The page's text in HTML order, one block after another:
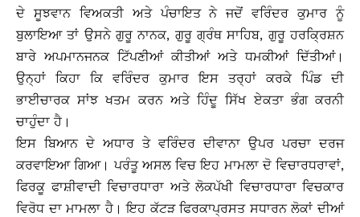
ਦੇ ਸੂਝਵਾਨ ਵਿਅਕਤੀ ਅਤੇ ਪੰਚਾਇਤ ਨੇ ਜਦੋਂ ਵਰਿੰਦਰ ਕੁਮਾਰ ਨੂੰ
ਬੁਲਾਇਆ ਤਾਂ ਉਸਨੇ ਗੁਰੂ ਨਾਨਕ, ਗੁਰੂ ਗ੍ਰੰਥ ਸਾਹਿਬ, ਗੁਰੂ ਹਰਕ੍ਰਿਸ਼ਨ
ਬਾਰੇ ਅਪਮਾਨਜਨਕ ਟਿੱਪਣੀਆਂ ਕੀਤੀਆਂ ਅਤੇ ਧਮਕੀਆਂ ਦਿੱਤੀਆਂ।
ਉਨ੍ਹਾਂ ਕਿਹਾ ਕਿ ਵਰਿੰਦਰ ਕੁਮਾਰ ਇਸ ਤਰ੍ਹਾਂ ਕਰਕੇ ਪਿੰਡ ਦੀ
ਭਾਈਚਾਰਕ ਸਾਂਝ ਖਤਮ ਕਰਨ ਅਤੇ ਹਿੰਦੂ ਸਿੱਖ ਏਕਤਾ ਭੰਗ ਕਰਨੀ
ਚਾਹੁੰਦਾ ਹੈ।
ਇਸ ਬਿਆਨ ਦੇ ਅਧਾਰ ਤੇ ਵਰਿੰਦਰ ਦੀਵਾਨਾ ਉਪਰ ਪਰਚਾ ਦਰਜ
ਕਰਵਾਇਆ ਗਿਆ। ਪਰੰਤੂ ਅਸਲ ਵਿਚ ਇਹ ਮਾਮਲਾ ਦੋ ਵਿਚਾਰਧਰਾਵਾਂ,
ਫਿਰਕੂ ਫਾਸ਼ੀਵਾਦੀ ਵਿਚਾਰਧਾਰਾ ਅਤੇ ਲੋਕਪੱਖੀ ਵਿਚਾਰਧਾਰਾ ਵਿਚਕਾਰ
ਵਿਰੋਧ ਦਾ ਮਾਮਲਾ ਹੈ। ਇਹ ਕੱਟੜ ਫਿਰਕਾਪ੍ਰਸਤ ਸਧਾਰਨ ਲੋਕਾਂ ਦੀਆਂ